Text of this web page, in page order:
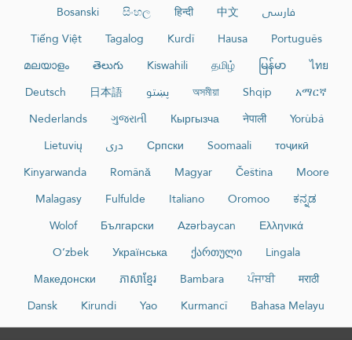
Bosanski
සිංහල हिन्दी 中文
فارسی
Tiếng Việt
Tagalog Kurdî Hausa
Português
മലയാളം
తెలుగు Kiswahili தமிழ் မြန်မာ
ไทย
Deutsch
日本語 پښتو অসমীয়া Shqip
አማርኛ
Nederlands
ગુજરાતી Кыргызча नेपाली
Yorùbá
Lietuvių
دری Српски Soomaali
тоҷикӣ
Kinyarwanda
Română Magyar Čeština
Moore
Malagasy
Fulfulde Italiano Oromoo
ಕನ್ನಡ
Wolof
Български Azərbaycan
Ελληνικά
O‘zbek
Українська ქართული
Lingala
Македонски
ភាសាខ្មែរ Bambara ਪੰਜਾਬੀ
मराठी
Dansk
Kirundi Yao Kurmancî Bahasa Melayu